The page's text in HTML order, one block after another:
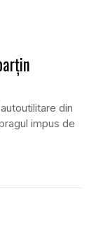
din
impus de